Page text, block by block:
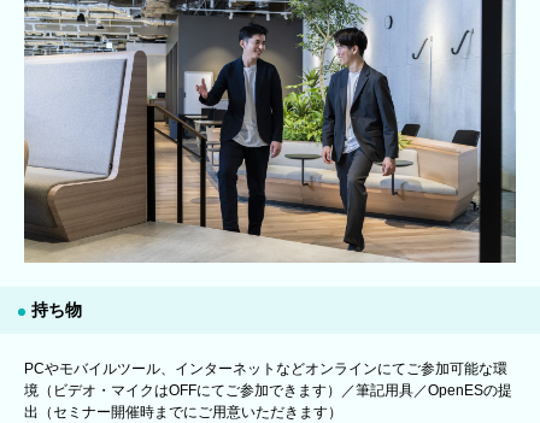
持ち物
PCやモバイルツール、インターネットなどオンラインにてご参加可能な環
境（ビデオ・マイクはOFFにてご参加できます）／筆記用具／OpenESの提
出（セミナー開催時までにご用意いただきます）